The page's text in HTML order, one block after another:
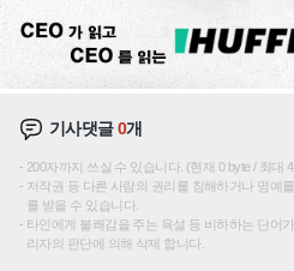
기사댓글0개
200자까지 쓰실 수 있습니다. (현재 0 byte / 최대
저작권 등 다른 사람의 권리를 침해하거나 명예
를 받을 수 있습니다.
타인에게 불쾌감을 주는 욕설 등 비하하는 단어
리자의 판단에 의해 삭제 합니다.